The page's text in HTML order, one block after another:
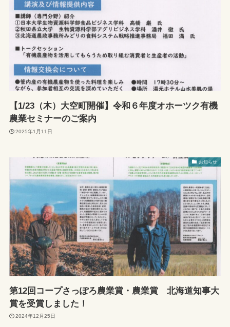
【1/23（木）大空町開催】令和６年度オホーツク有機
農業セミナーのご案内
2025年1月11日
お知らせ
第12回コープさっぽろ農業賞・農業賞 北海道知事大
賞を受賞しました！
2024年12月25日